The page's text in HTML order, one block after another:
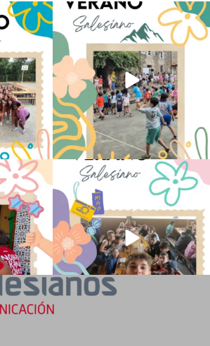
1º y 2º
La diversión y la alegría también se han
sentido...
95 0
❤️
viviendo la alegría en el campamento
...